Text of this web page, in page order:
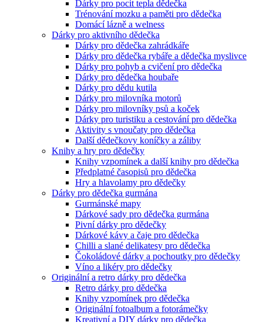
Dárky pro pocit tepla dědečka
Trénování mozku a paměti pro dědečka
Domácí lázně a welness
Dárky pro aktivního dědečka
Dárky pro dědečka zahrádkáře
Dárky pro dědečka rybáře a dědečka myslivce
Dárky pro pohyb a cvičení pro dědečka
Dárky pro dědečka houbaře
Dárky pro dědu kutila
Dárky pro milovníka motorů
Dárky pro milovníky psů a koček
Dárky pro turistiku a cestování pro dědečka
Aktivity s vnoučaty pro dědečka
Další dědečkovy koníčky a záliby
Knihy a hry pro dědečky
Knihy vzpomínek a další knihy pro dědečka
Předplatné časopisů pro dědečka
Hry a hlavolamy pro dědečky
Dárky pro dědečka gurmána
Gurmánské mapy
Dárkové sady pro dědečka gurmána
Pivní dárky pro dědečky
Dárkové kávy a čaje pro dědečka
Chilli a slané delikatesy pro dědečka
Čokoládové dárky a pochoutky pro dědečky
Víno a likéry pro dědečky
Originální a retro dárky pro dědečka
Retro dárky pro dědečka
Knihy vzpomínek pro dědečka
Originální fotoalbum a fotorámečky
Kreativní a DIY dárky pro dědečka